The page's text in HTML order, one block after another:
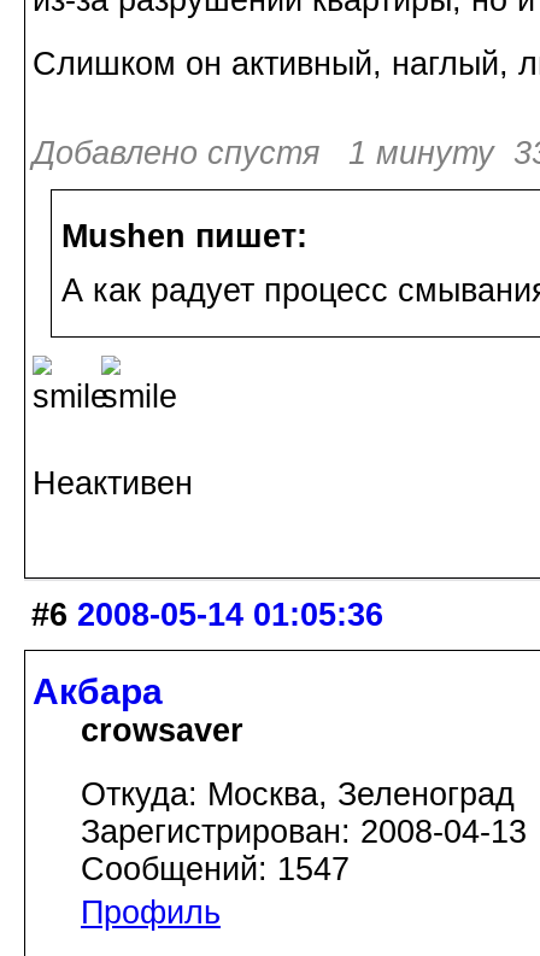
Слишком он активный, наглый,
Добавлено спустя 1 минуту
Mushen пишет:
А как радует процесс
Неактивен
#6 2008-05-14 01:05:36
Акбара
crowsaver
Откуда: Москва, Зеленоград
Зарегистрирован: 2008-04-13
Сообщений: 1547
Профиль